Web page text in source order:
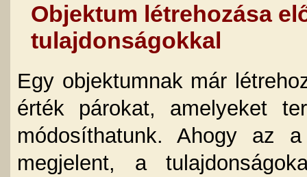
Objektum létrehozása
tulajdonságokkal
Egy objektumnak már
érték párokat, amelyeket
módosíthatunk. Ahogy az
megjelent, a